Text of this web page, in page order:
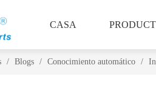
CASA
/ Blogs / Conocimiento automático /